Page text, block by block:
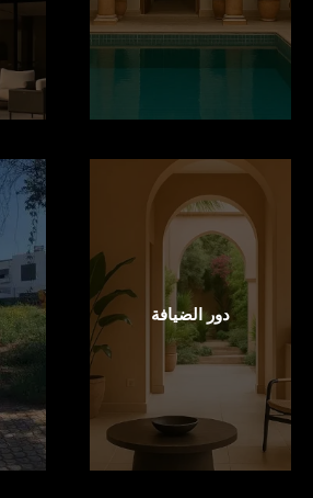
دور الضيافة